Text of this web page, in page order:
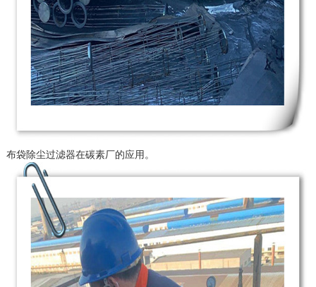
布袋除尘过滤器在碳素厂的应用。